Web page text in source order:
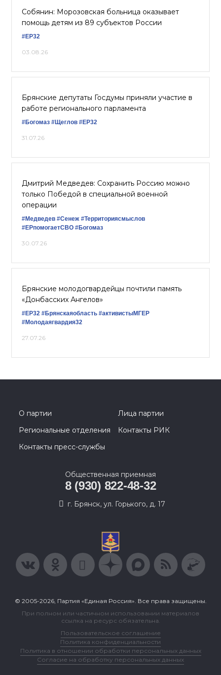
Собянин: Морозовская больница оказывает
помощь детям из 89 субъектов России
#ЕР32
03.08.26
Брянские депутаты Госдумы приняли участие в
работе регионального парламента
#Богомаз #Щеглов #ЕР32
31.07.26
Дмитрий Медведев: Сохранить Россию можно
только Победой в специальной военной
операции
#Медведев #Сенеж #Территориясмыслов
#ЕРпомогаетСВО #Богомаз
30.07.26
Брянские молодогвардейцы почтили память
«Донбасских Ангелов»
#ЕР32 #Брянскаяобласть #активистыМГЕР
#Молодаягвардия32
27.07.26
О партии
Лица партии
Региональные отделения
Контакты РИК
Контакты пресс-службы
Общественная приемная
8 (930) 822-48-32
г. Брянск, ул. Горького, д. 17
© 2005-2026, Партия «Единая Россия». Все права защищены.
При полном или частичном использовании материалов
ссылка на ресурс обязательна.
Пользовательское соглашение
Политика конфиденциальности
Политика в отношении обработки персональных данных
Согласие на обработку персональных данных